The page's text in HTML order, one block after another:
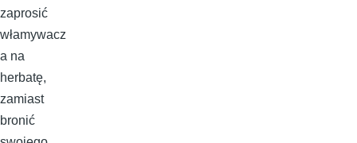
zaprosić
włamywacz
a na
herbatę,
zamiast
bronić